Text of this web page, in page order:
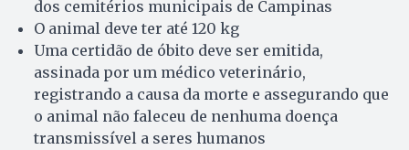
dos cemitérios municipais de Campinas
O animal deve ter até 120 kg
Uma certidão de óbito deve ser emitida,
assinada por um médico veterinário,
registrando a causa da morte e assegurando que
o animal não faleceu de nenhuma doença
transmissível a seres humanos